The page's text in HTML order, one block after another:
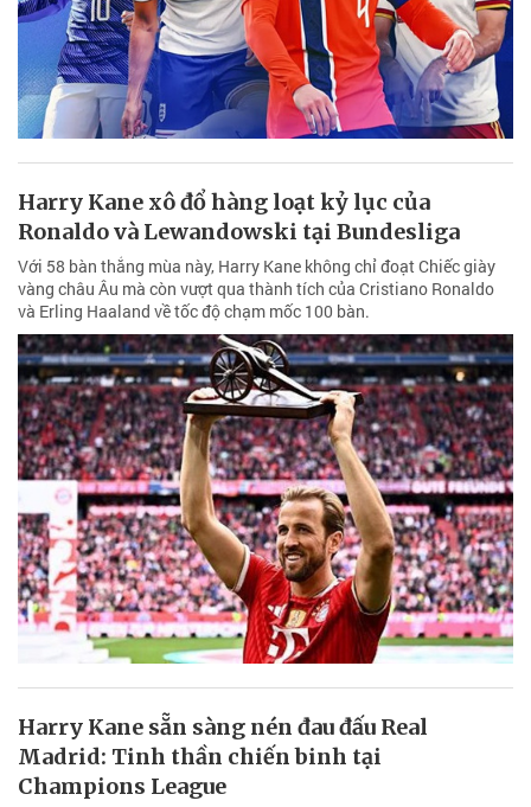
Harry Kane xô đổ hàng loạt kỷ lục của
Ronaldo và Lewandowski tại Bundesliga
Với 58 bàn thắng mùa này, Harry Kane không chỉ đoạt Chiếc giày
vàng châu Âu mà còn vượt qua thành tích của Cristiano Ronaldo
và Erling Haaland về tốc độ chạm mốc 100 bàn.
Harry Kane sẵn sàng nén đau đấu Real
Madrid: Tinh thần chiến binh tại
Champions League